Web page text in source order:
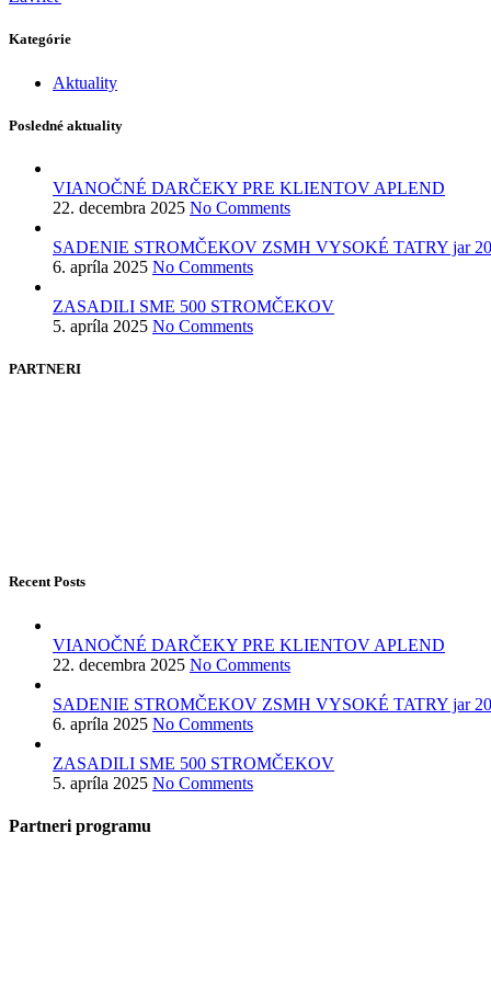
Kategórie
Aktuality
Posledné aktuality
VIANOČNÉ DARČEKY PRE KLIENTOV APLEND
22. decembra 2025 No Comments
SADENIE STROMČEKOV ZSMH VYSOKÉ TATRY jar
6. apríla 2025 No Comments
ZASADILI SME 500 STROMČEKOV
5. apríla 2025 No Comments
PARTNERI
Recent Posts
VIANOČNÉ DARČEKY PRE KLIENTOV APLEND
22. decembra 2025 No Comments
SADENIE STROMČEKOV ZSMH VYSOKÉ TATRY jar
6. apríla 2025 No Comments
ZASADILI SME 500 STROMČEKOV
5. apríla 2025 No Comments
Partneri programu